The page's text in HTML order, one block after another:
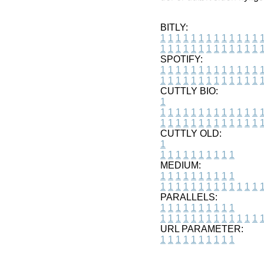
BITLY:
1 1 1 1 1 1 1 1 1 1 1 1 1 1
1 1 1 1 1 1 1 1 1 1 1 1 1 1
SPOTIFY:
1 1 1 1 1 1 1 1 1 1 1 1 1 1
1 1 1 1 1 1 1 1 1 1 1 1 1 1
CUTTLY BIO:
1
1 1 1 1 1 1 1 1 1 1 1 1 1 1
1 1 1 1 1 1 1 1 1 1 1 1 1 1
CUTTLY OLD:
1
1 1 1 1 1 1 1 1 1 1
MEDIUM:
1 1 1 1 1 1 1 1 1 1
1 1 1 1 1 1 1 1 1 1 1 1 1 1
PARALLELS:
1 1 1 1 1 1 1 1 1 1
1 1 1 1 1 1 1 1 1 1 1 1 1 1
URL PARAMETER:
1 1 1 1 1 1 1 1 1 1